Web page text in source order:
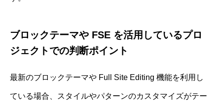
ブロックテーマや FSE を活用しているプロ
ジェクトでの判断ポイント
最新のブロックテーマや Full Site Editing 機能を利用し
ている場合、スタイルやパターンのカスタマイズがテー